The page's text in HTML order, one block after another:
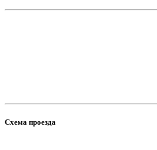
Схема проезда